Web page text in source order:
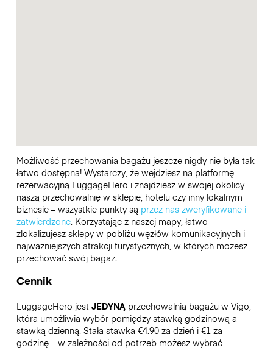
Możliwość przechowania bagażu jeszcze nigdy nie była tak
łatwo dostępna! Wystarczy, że wejdziesz na platformę
rezerwacyjną LuggageHero i znajdziesz w swojej okolicy
naszą przechowalnię w sklepie, hotelu czy inny lokalnym
biznesie – wszystkie punkty są przez nas zweryfikowane i
zatwierdzone. Korzystając z naszej mapy, łatwo
zlokalizujesz sklepy w pobliżu węzłów komunikacyjnych i
najważniejszych atrakcji turystycznych, w których możesz
przechować swój bagaż.
Cennik
LuggageHero jest JEDYNĄprzechowalnią bagażu w Vigo,
która umożliwia wybór pomiędzy stawką godzinową a
stawką dzienną. Stała stawka €4.90 za dzień i €1 za
godzinę – w zależności od potrzeb możesz wybrać